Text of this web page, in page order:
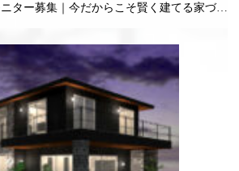
ター募集｜今だからこそ賢く建てる家づく